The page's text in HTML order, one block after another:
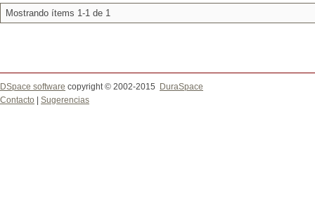
Mostrando ítems 1-1 de 1
DSpace software copyright © 2002-2015
DuraSpace
Contacto
Sugerencias